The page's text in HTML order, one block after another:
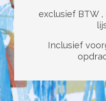
exclusief BTW
Inclusief